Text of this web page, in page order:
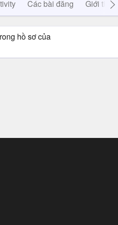
Các bài đăng Giới thiệu
hồ sơ của